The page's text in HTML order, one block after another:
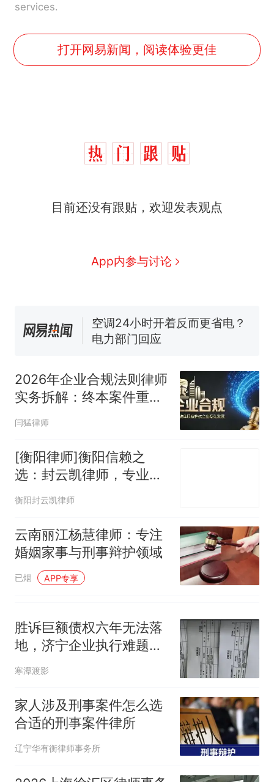
services.
打开网易新闻，阅读体验更佳
目前还没有跟贴，欢迎发表观点
App内参与讨论
热
十多万人报名的考试，成绩
家，刚改国名，总统就邀请中
了……
视频丨只要一枚命中就能让航
空调24小时开着反而更省电？
电力部门回应
全部作废，公平么？
2026年企业合规法则律师
实务拆解：终本案件重启
闫猛律师
[衡阳律师]衡阳信赖之
选：封云凯律师，专业铸
就卓越法律服务
衡阳封云凯律师
云南丽江杨慧律师：专注
婚姻家事与刑事辩护领域
已烟 APP专享
胜诉巨额债权六年无法落
地，济宁企业执行难题待
解
寒潭渡影
家人涉及刑事案件怎么选
合适的刑事案件律所
辽宁华有衡律师事务所